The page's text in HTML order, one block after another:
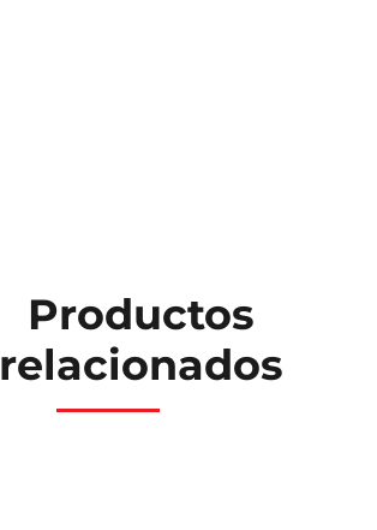
Productos
relacionados